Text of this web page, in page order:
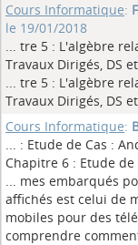
Cours Informatique:
le 19/01/2018
... tre 5 : L'algèbre
Travaux Dirigés, DS
... tre 5 : L'algèbre
Travaux Dirigés, DS
Cours Informatique:
... : Etude de Cas :
Chapitre 6 : Etude
... mes embarqués
affichés est celui de
mobiles pour des
comprendre